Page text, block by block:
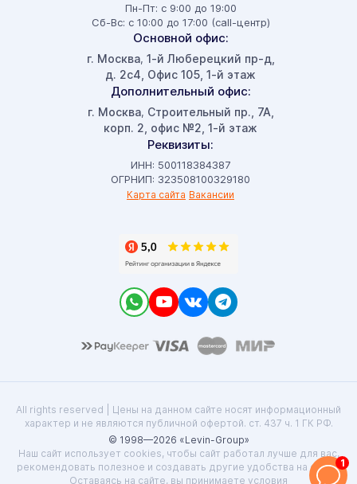
Пн-Пт: с 9:00 до 19:00
Сб-Вс: с 10:00 до 17:00 (call-центр)
Основной офис:
г. Москва, 1-й Люберецкий пр-д,
д. 2с4, Офис 105, 1-й этаж
Дополнительный офис:
г. Москва, Строительный пр., 7А,
корп. 2, офис №2, 1-й этаж
Реквизиты:
ИНН: 500118384387
ОГРНИП: 323508100329180
Карта сайта Вакансии
All rights reserved | Цены на данном сайте носят информационный
характер и не являются публичной офертой. ст. 437 ч. 1 ГК РФ.
© 1998—2026 «Levin-Group»
Наш сайт использует cookies, чтобы сайт работал лучше для вас,
рекомендовать полезное и создавать другие удобства на сайте.
Оставаясь на сайте, вы принимаете условия
1